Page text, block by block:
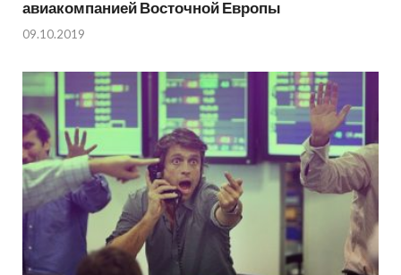
авиакомпанией Восточной Европы
09.10.2019